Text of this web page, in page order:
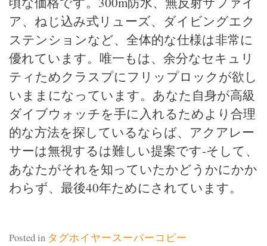
ア、ねじ込み式リューズ、ダイビングエク
ステンションなど、全体的な仕様は非常に
優れています。唯一もは、余分なセキュリ
ティためクラスプにフリップロックが欲し
いままになっています。あなた自身が高級
ダイブウォッチを手に入れるためより合理
的な方法を探しているならば、アクアレー
サーは無視するは難しい提案です-そして、
あなたがそれを知っていたかどうかにかか
わらず、最後40年ためにされています。
Posted in タグホイヤースーパーコピー